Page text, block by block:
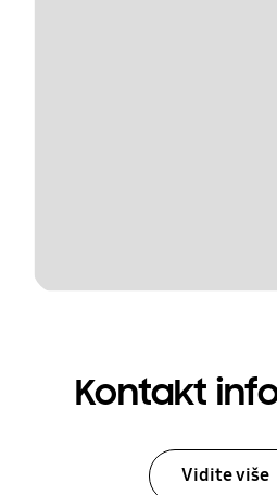
Kontakt
Vidite više